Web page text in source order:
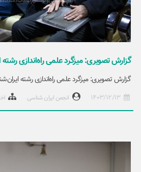
گزارش تصویری: میزگرد علمی راه‌اندازی
گزارش تصویری: میزگرد علمی راه‌اندازی رشته
انجمن ایران شناسی